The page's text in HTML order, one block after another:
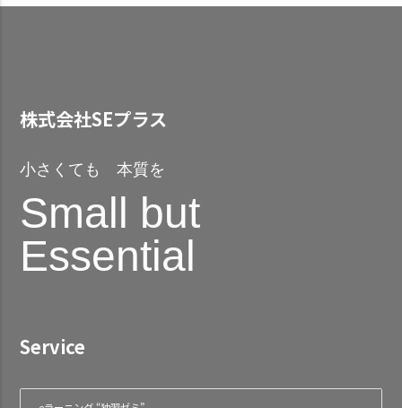
株式会社SEプラス
小さくても 本質を
Small but
Essential
Service